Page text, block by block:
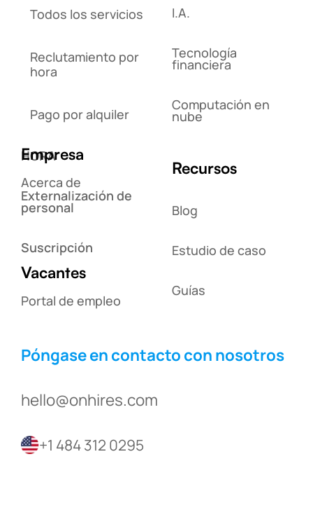
Todos los servicios
Reclutamiento por
hora
Pago por alquiler
HORA
Externalización de
personal
Suscripción
I.A.
Tecnología
financiera
Computación en
nube
Empresa
Acerca de
Recursos
Blog
Estudio de caso
Guías
Vacantes
Portal de empleo
Póngase en contacto con nosotros
hello@onhires.com
+1 484 312 0295